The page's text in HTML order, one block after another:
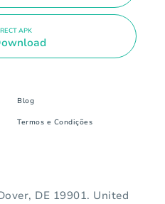
APK
Blog
Termos e Condições
DE 19901. United